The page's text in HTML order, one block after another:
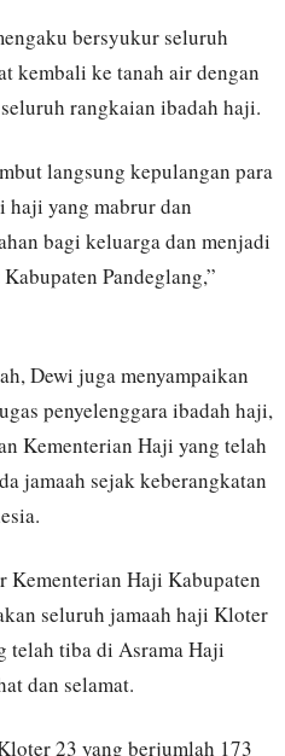
bersyukur seluruh
kembali ke tanah air dengan
rangkaian ibadah haji.
langsung kepulangan para
haji yang mabrur dan
bagi keluarga dan menjadi
Pandeglang,”
Dewi juga menyampaikan
penyelenggara ibadah haji,
Kementerian Haji yang telah
jamaah sejak keberangkatan
Kementerian Haji Kabupaten
seluruh jamaah haji Kloter
telah tiba di Asrama Haji
dan selamat.
23 yang berjumlah 173